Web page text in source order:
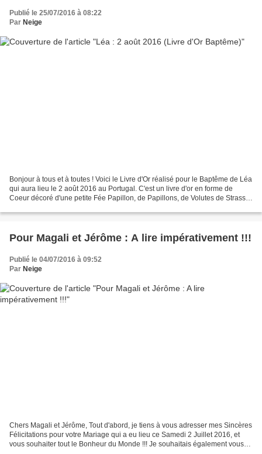
Publié le 25/07/2016 à 08:22
Par Neige
Bonjour à tous et à toutes ! Voici le Livre d'Or réalisé pour le Baptême de Léa
qui aura lieu le 2 août 2016 au Portugal. C'est un livre d'or en forme de
Coeur décoré d'une petite Fée Papillon, de Papillons, de Volutes de Strass
Pour Magali et Jérôme : A lire impérativement !!!
Publié le 04/07/2016 à 09:52
Par Neige
Chers Magali et Jérôme, Tout d'abord, je tiens à vous adresser mes Sincères
Félicitations pour votre Mariage qui a eu lieu ce Samedi 2 Juillet 2016, et
vous souhaiter tout le Bonheur du Monde !!! Je souhaitais également vous